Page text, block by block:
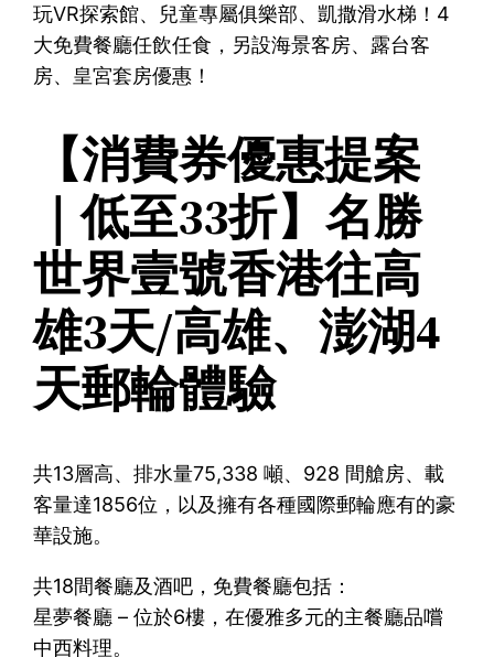
玩VR探索館、兒童專屬俱樂部、凱撒滑水梯！4
大免費餐廳任飲任食，另設海景客房、露台客
房、皇宮套房優惠！
【消費券優惠提案
｜低至33折】名勝
世界壹號香港往高
雄3天/高雄、澎湖4
天郵輪體驗
共13層高、排水量75,338 噸、928 間艙房、載
客量達1856位，以及擁有各種國際郵輪應有的豪
華設施。
共18間餐廳及酒吧，免費餐廳包括：
星夢餐廳 – 位於6樓，在優雅多元的主餐廳品嚐
中西料理。